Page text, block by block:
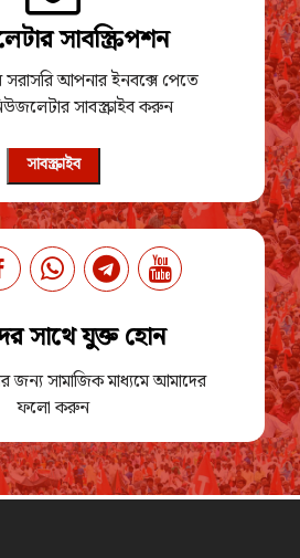
সাবস্ক্রিপশন
সরাসরি আপনার ইনবক্সে পেতে
সাবস্ক্রাইব করুন
সাবস্ক্রাইব
সাথে যুক্ত হোন
জন্য সামাজিক মাধ্যমে আমাদের
ফলো করুন